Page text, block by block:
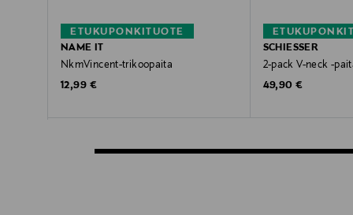
ETUKUPONKITUOTE
NAME IT
NkmVincent-trikoopaita
Original Price
12,99 €
SCHIESSER
2-pack V-neck -
Original Price
49,90 €